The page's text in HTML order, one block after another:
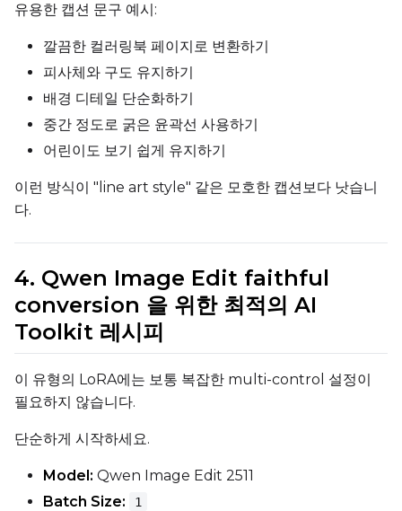
ToggleForce First
Force First Sample
유용한 캡션 문구 예시:
깔끔한 컬러링북 페이지로 변환하기
피사체와 구도 유지하기
배경 디테일 단순화하기
중간 정도로 굵은 윤곽선 사용하기
어린이도 보기 쉽게 유지하기
이런 방식이 "line art style" 같은 모호한 캡션보다 낫습니
다.
4. Qwen Image Edit faithful
conversion 을 위한 최적의 AI
Toolkit 레시피
이 유형의 LoRA에는 보통 복잡한 multi-control 설정이
필요하지 않습니다.
단순하게 시작하세요.
Model: Qwen Image Edit 2511
Batch Size:
1